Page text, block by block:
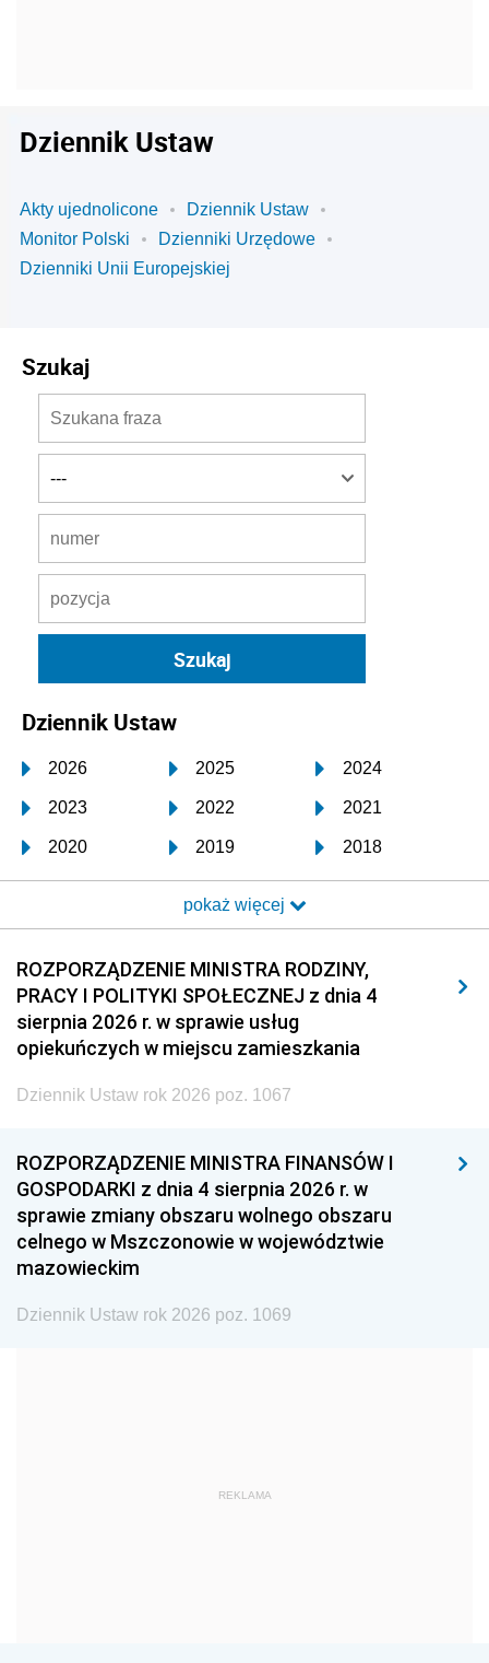
Dziennik Ustaw
Akty ujednolicone
Dziennik Ustaw
Monitor Polski
Dzienniki Urzędowe
Dzienniki Unii Europejskiej
Szukaj
Dziennik Ustaw
2026 2025 2024
2023 2022 2021
2020 2019 2018
2017 2016 2015
2014 2013 2012
2011 2010 2009
2008 2007 2006
2005 2004 2003
1996 1995 1994
1993 1992 1991
1990 1989 1988
1987
1984 1983
pokaż więcej
ROZPORZĄDZENIE MINISTRA RODZINY,
PRACY I POLITYKI SPOŁECZNEJ z dnia 4
sierpnia 2026 r. w sprawie usług
opiekuńczych w miejscu zamieszkania
Dziennik Ustaw rok 2026 poz. 1067
ROZPORZĄDZENIE MINISTRA FINANSÓW I
GOSPODARKI z dnia 4 sierpnia 2026 r. w
sprawie zmiany obszaru wolnego obszaru
celnego w Mszczonowie w województwie
mazowieckim
Dziennik Ustaw rok 2026 poz. 1069
REKLAMA